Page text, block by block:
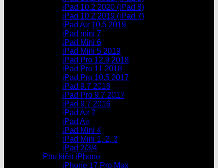
iPad 10.2 2020 (iPad 8)
iPad 10.2 2019 (iPad 7)
iPad Air 10.5 2019
iPad mini 7
iPad Mini 6
iPad Mini 5 2019
iPad Pro 12.9 2018
iPad Pro 11 2018
iPad Pro 10.5 2017
iPad 9.7 2018
iPad Pro 9.7 2017
iPad 9.7 2016
iPad Air 2
iPad Air
iPad Mini 4
iPad Mini 1, 2, 3
iPad 2/3/4
Phụ kiện iPhone
iPhone 17 Pro Max